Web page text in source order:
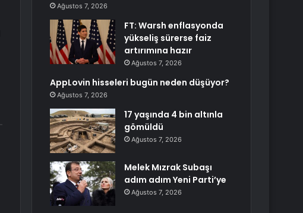
Ağustos 7, 2026
FT: Warsh enflasyonda
yükseliş sürerse faiz
artırımına hazır
Ağustos 7, 2026
AppLovin hisseleri bugün neden düşüyor?
Ağustos 7, 2026
17 yaşında 4 bin altınla
gömüldü
Ağustos 7, 2026
Melek Mızrak Subaşı
adım adım Yeni Parti’ye
Ağustos 7, 2026